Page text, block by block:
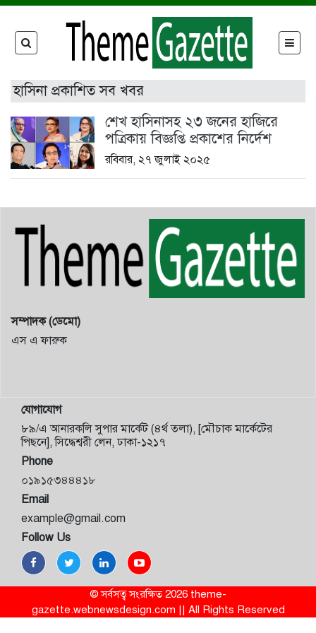
হাসিনা প্রকাশিত সব খবর
শেখ হাসিনাসহ ২৩ জনের হাজিরে
পত্রিকায় বিজ্ঞপ্তি প্রকাশের নির্দেশ
রবিবার, ২৭ জুলাই ২০২৫
সম্পাদক (ডেমো)
এস এ ফারুক
যোগাযোগ
৮৯/এ আনারকলি সুপার মার্কেট (৪র্থ তলা), [মৌচাক মার্কেটের
পিছনে], সিদ্ধেশ্বরী লেন, ঢাকা-১২১৭
Phone
০১৯১৫৩৪৪৪১৮
Email
example@gmail.com
Follow Us
© সর্বসত্ব সংরক্ষিত 2026 theme-
gazette.webnewsdesign.com || All Rights Reserved